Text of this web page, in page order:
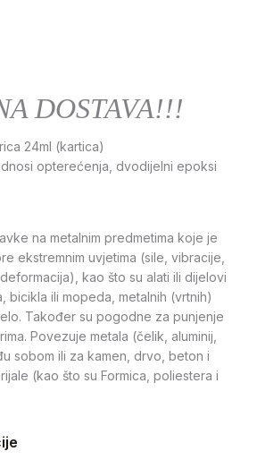
DOSTAVA!!!
24ml (kartica)
opterećenja, dvodijelni epoksi
na metalnim predmetima koje je
ekstremnim uvjetima (sile, vibracije,
kao što su alati ili dijelovi
bicikla ili mopeda, metalnih (vrtnih)
Također su pogodne za punjenje
Povezuje metala (čelik, aluminij,
sobom ili za kamen, drvo, beton i
(kao što su Formica, poliestera i